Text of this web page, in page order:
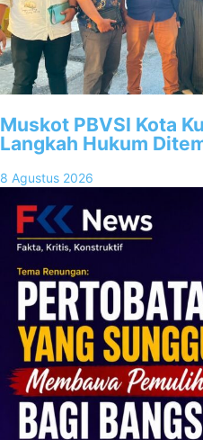
Muskot PBVSI Kota
Langkah Hukum
8 Agustus 2026